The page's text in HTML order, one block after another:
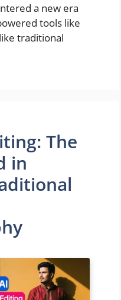
a new era
tools like
traditional
The
in